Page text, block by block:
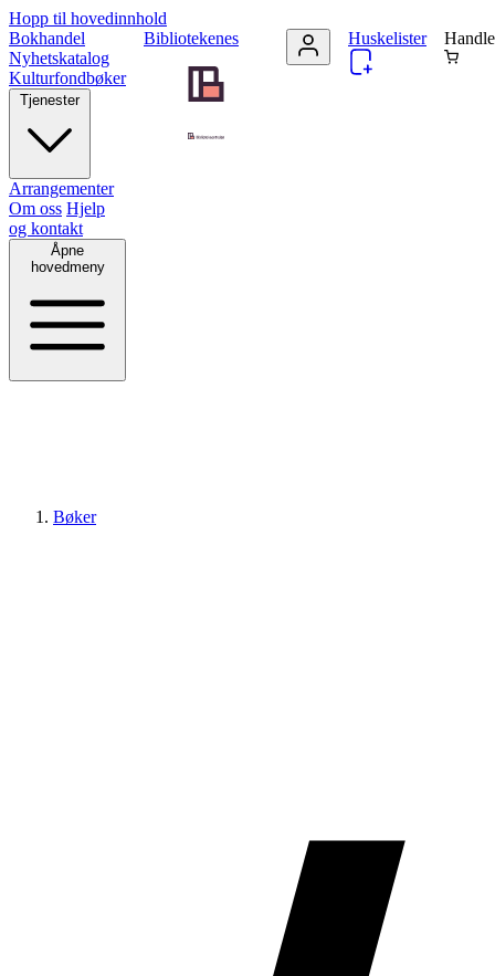
Hopp til hovedinnhold
Bibliotekenes
Bokhandel
Nyhetskatalog
Kulturfondbøker
Tjenester
Arrangementer
Om oss Hjelp
og kontakt
Åpne
hovedmeny
Huskelister
Bøker